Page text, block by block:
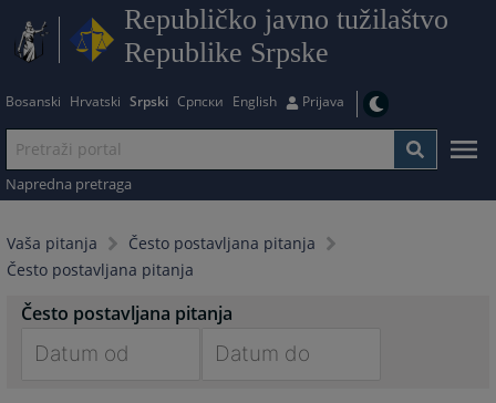
Republičko javno tužilaštvo
Republike Srpske
Bosanski Hrvatski Srpski Српски English Prijava
Napredna pretraga
Vaša pitanja
Često postavljana pitanja
Često postavljana pitanja
Često postavljana pitanja